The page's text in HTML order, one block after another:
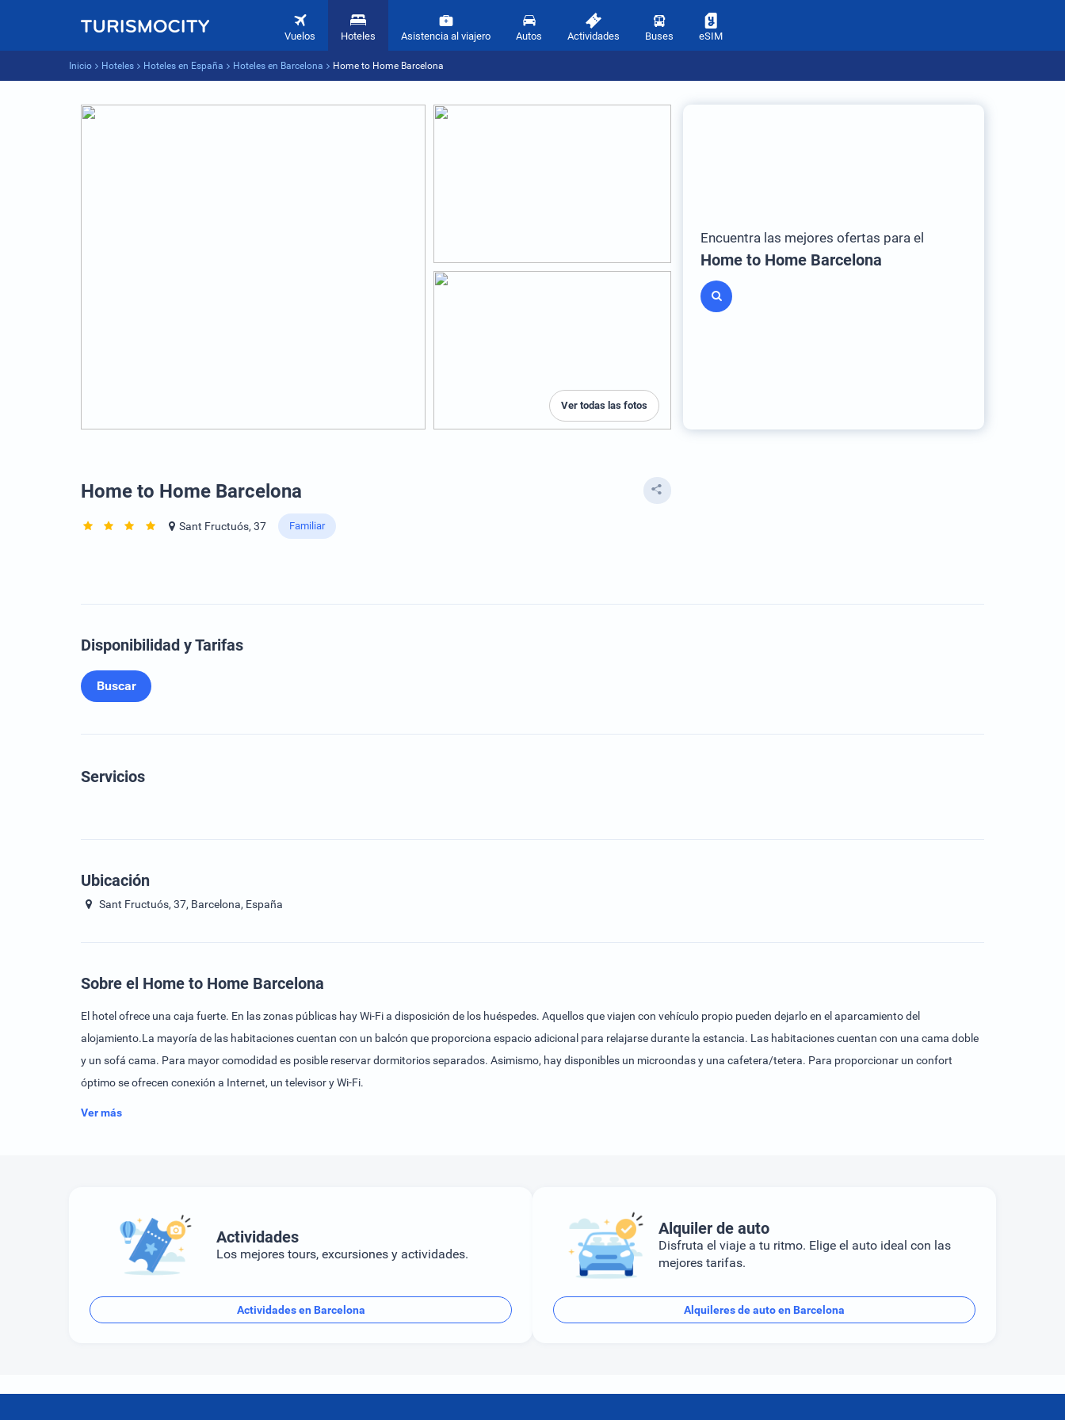
Vuelos Hoteles Asistencia al viajero Autos Actividades Buses eSIM
Inicio Hoteles Hoteles en España Hoteles en Barcelona Home to Home Barcelona
Ver todas las fotos
Encuentra las mejores ofertas para el
Home to Home Barcelona
Home to Home Barcelona
Sant Fructuós, 37 Familiar
Disponibilidad y Tarifas
Buscar
Servicios
Ubicación
Sant Fructuós, 37, Barcelona, España
Sobre el Home to Home Barcelona
El hotel ofrece una caja fuerte. En las zonas públicas hay Wi-Fi a disposición de los huéspedes. Aquellos que viajen con vehículo propio pueden dejarlo en el aparcamiento del
alojamiento.La mayoría de las habitaciones cuentan con un balcón que proporciona espacio adicional para relajarse durante la estancia. Las habitaciones cuentan con una cama doble
y un sofá cama. Para mayor comodidad es posible reservar dormitorios separados. Asimismo, hay disponibles un microondas y una cafetera/tetera. Para proporcionar un confort
óptimo se ofrecen conexión a Internet, un televisor y Wi-Fi.
Ver más
Actividades
Los mejores tours, excursiones y actividades.
Actividades en Barcelona
Alquiler de auto
Disfruta el viaje a tu ritmo. Elige el auto ideal con las
mejores tarifas.
Alquileres de auto en Barcelona